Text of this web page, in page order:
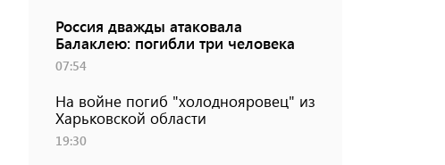
Россия дважды атаковала
Балаклею: погибли три человека
07:54
На войне погиб "холоднояровец" из
Харьковской области
19:30